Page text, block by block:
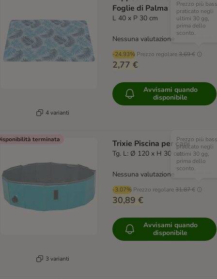
4 varianti
Foglie di Palma
L 40 x P 30 cm
-24.93% Prezzo regolare3,69 €
Prezzo più
praticato negli
ultimi 30 gg,
prima dello
sconto.
2,77 €
Nessuna valutazione
Avvisami quando
disponibile
terminata
3 varianti
Trixie Piscina per cani
Tg. L: Ø 120 x H 30 cm
-3.07% Prezzo regolare31,87 €
Prezzo più
praticato negli
ultimi 30 gg,
prima dello
sconto.
30,89 €
Nessuna valutazione
Avvisami quando
disponibile